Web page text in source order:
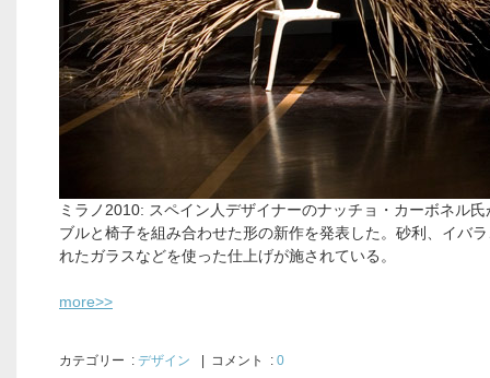
ミラノ2010: スペイン人デザイナーのナッチョ・カーボネル
ブルと椅子を組み合わせた形の新作を発表した。砂利、イバ
れたガラスなどを使った仕上げが施されている。
more>>
カテゴリー : デザイン | コメント : 0